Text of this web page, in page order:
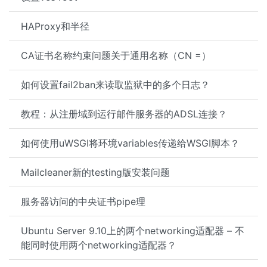
HAProxy和半径
CA证书名称约束问题关于通用名称（CN =）
如何设置fail2ban来读取监狱中的多个日志？
教程：从注册域到运行邮件服务器的ADSL连接？
如何使用uWSGI将环境variables传递给WSGI脚本？
Mailcleaner新的testing版安装问题
服务器访问的中央证书pipe理
Ubuntu Server 9.10上的两个networking适配器 – 不
能同时使用两个networking适配器？